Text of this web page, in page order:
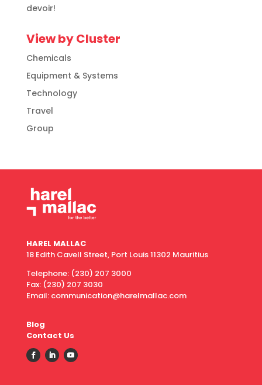
devoir!
View by Cluster
Chemicals
Equipment & Systems
Technology
Travel
Group
HAREL MALLAC
18 Edith Cavell Street, Port Louis 11302 Mauritius
Telephone: (230) 207 3000
Fax: (230) 207 3030
Email: communication@harelmallac.com
Blog
Contact Us